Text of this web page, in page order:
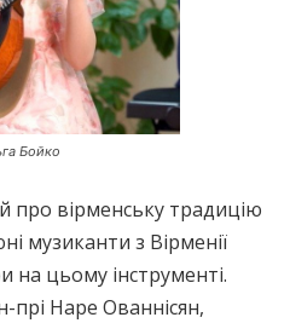
Бойко
про вірменську традицію
музиканти з Вірменії
на цьому інструменті.
прі Наре Ованнісян,